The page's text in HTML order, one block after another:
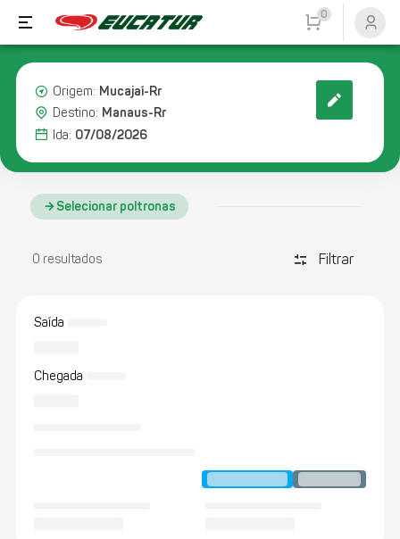
0
Origem: Mucajaí-Rr
Destino: Manaus-Rr
Ida: 07/08/2026
Selecionar poltronas
0 resultados discover_tune Filtrar
Saída
Chegada